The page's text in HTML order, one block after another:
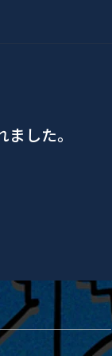
した。